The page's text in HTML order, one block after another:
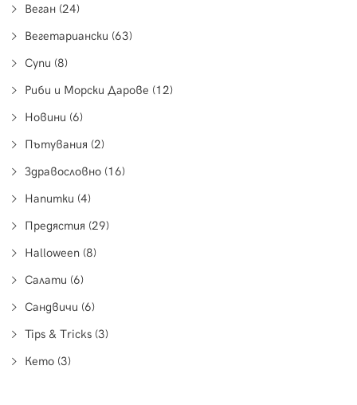
Веган (24)
Вегетариански (63)
Супи (8)
Риби и Морски Дарове (12)
Новини (6)
Пътувания (2)
Здравословно (16)
Напитки (4)
Предястия (29)
Halloween (8)
Салати (6)
Сандвичи (6)
Tips & Tricks (3)
Кето (3)